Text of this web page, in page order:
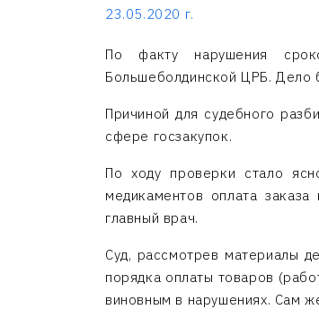
23.05.2020 г.
По факту нарушения
Большеболдинской ЦРБ. Дело
Причиной для судебного
сфере госзакупок.
По ходу проверки стало
медикаментов оплата
главный врач.
Суд, рассмотрев материалы
порядка оплаты товаров
виновным в нарушениях. Сам